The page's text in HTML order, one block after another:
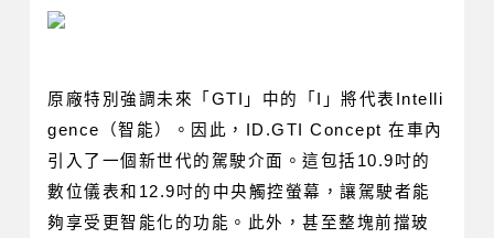
原廠特別強調未來「GTI」中的「I」將代表Intelli
gence（智能）。因此，ID.GTI Concept 在車內
引入了一個新世代的駕駛介面。這包括10.9吋的
數位儀表和12.9吋的中央觸控螢幕，讓駕駛者能
夠享受更智能化的功能。此外，甚至整塊前擋玻